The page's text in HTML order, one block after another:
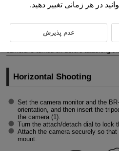
Horizontal Shooting
Insert the battery and memory card
Horizontal Shooting
Set the camera monitor and the
orientation, and then insert the
the camera (1).
Turn the attach/detach dial to lock
Attach the camera securely so
mount.
در هر زمانی تغییر دهید.
عدم پذیرش